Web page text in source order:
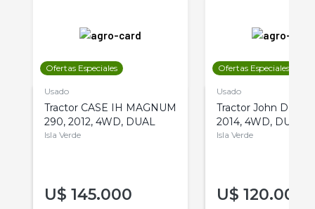
Ofertas Especiales
Usado
Tractor CASE IH MAGNUM
290, 2012, 4WD, DUAL
Isla Verde
U$ 145.000
Ofertas Especiales
Usado
Tractor John Deere
2014, 4WD, DUAL
Isla Verde
U$ 120.000